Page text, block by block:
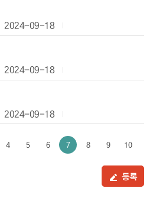
2024-09-18
2024-09-18
2024-09-18
4 5 6 7 8 9 10
등록